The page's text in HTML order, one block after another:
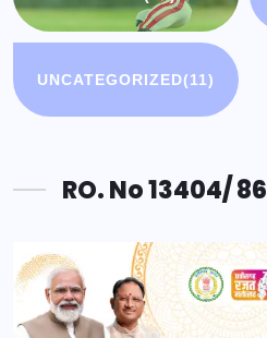
UNCATEGORIZED(11)
RO. No 13404/ 86